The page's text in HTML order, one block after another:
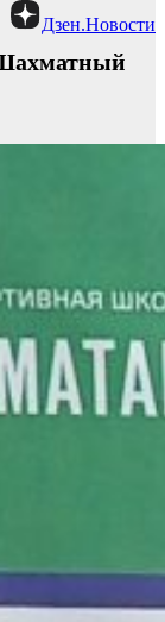
Дзен.Новости